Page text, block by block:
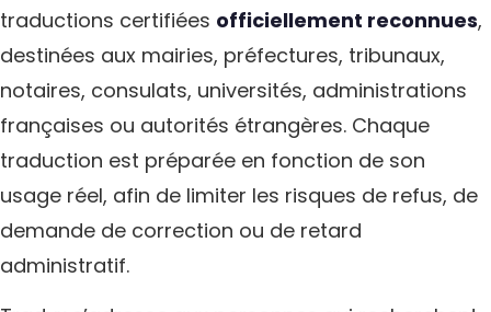
traductions certifiées officiellement reconnues,
destinées aux mairies, préfectures, tribunaux,
notaires, consulats, universités, administrations
françaises ou autorités étrangères. Chaque
traduction est préparée en fonction de son
usage réel, afin de limiter les risques de refus, de
demande de correction ou de retard
administratif.